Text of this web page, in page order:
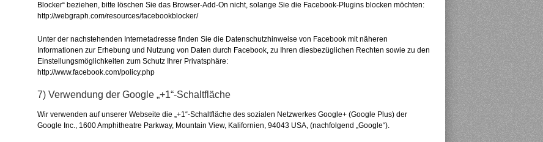
Blocker“ beziehen, bitte löschen Sie das Browser-Add-On nicht, solange Sie die Facebook-Plugins blocken möchten:
http://webgraph.com/resources/facebookblocker/
Unter der nachstehenden Internetadresse finden Sie die Datenschutzhinweise von Facebook mit näheren
Informationen zur Erhebung und Nutzung von Daten durch Facebook, zu Ihren diesbezüglichen Rechten sowie zu den
Einstellungsmöglichkeiten zum Schutz Ihrer Privatsphäre:
http://www.facebook.com/policy.php
7) Verwendung der Google „+1“-Schaltfläche
Wir verwenden auf unserer Webseite die „+1“-Schaltfläche des sozialen Netzwerkes Google+ (Google Plus) der
Google Inc., 1600 Amphitheatre Parkway, Mountain View, Kalifornien, 94043 USA, (nachfolgend „Google“).